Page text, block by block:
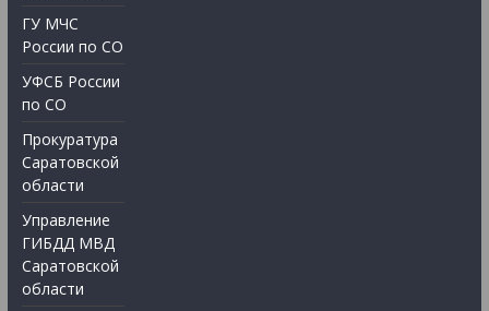
ГУ МЧС
России по СО
УФСБ России
по СО
Прокуратура
Саратовской
области
Управление
ГИБДД МВД
Саратовской
области